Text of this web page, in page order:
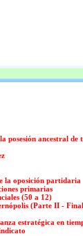
posesión ancestral de
la oposición partidaria
primarias
(50 a 12)
(Parte II -
estratégica en